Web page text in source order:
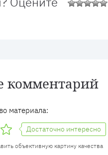
комментарий
материала:
Достаточно интересно
объективную картину качества